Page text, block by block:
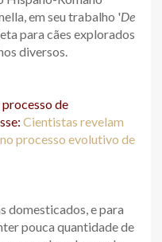
em seu trabalho 'De
para cães explorados
diversos.
de
Cientistas revelam
processo evolutivo de
domesticados, e para
pouca quantidade de